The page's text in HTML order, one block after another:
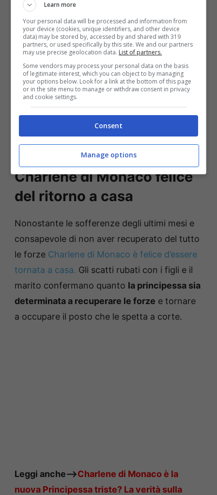
Leggi anche–>Charlene di Monaco
costretta a nascondersi: la Principessa è
stata smascherata
Charlene di Monaco felice
del ritorno a casa
Nonostante le sofferenze degli ultimi mesi e
consapevole di non aver recuperato del tutto
le forze Charlene di Monaco è felice d’essere
tornata a casa. Gli scatti rubati con i figli e il
marito confermano quanto la principessa sia
determinata a recuperare le forze e tornare
a occupare il posto che le spetta a corte.
Leggi anche–>Charlene di Monaco è la
nuova Principessa triste? La verità sulla
Learn more
Your personal data will be processed and information from
your device (cookies, unique identifiers, and other device
data) may be stored by, accessed by and shared with 319
partners, or used specifically by this site. We and our partners
may use precise geolocation data. List of partners.
Some vendors may process your personal data on the basis
of legitimate interest, which you can object to by managing
your options below. Look for a link at the bottom of this page
or in the site menu to manage or withdraw consent in privacy
and cookie settings.
Consent
Manage options